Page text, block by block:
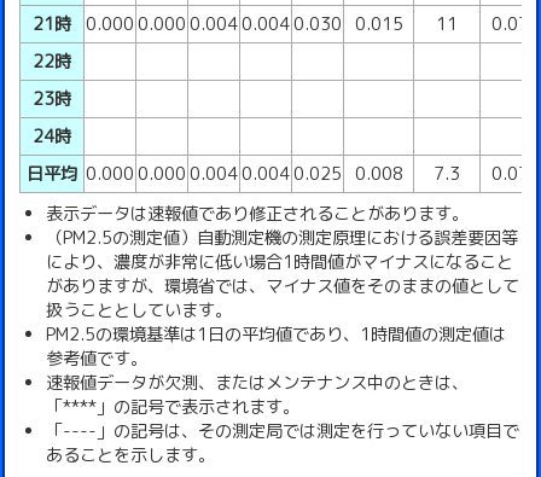
21時 0.000 0.000 0.0040.0040.030 0.015 11
0.07
22時
23時
24時
日平均 0.000 0.000 0.0040.0040.025 0.008 7.3
0.07
表示データは速報値であり修正されることがあります。
（PM2.5の測定値）自動測定機の測定原理における誤差要因等
により、濃度が非常に低い場合1時間値がマイナスになること
がありますが、環境省では、マイナス値をそのままの値として
扱うこととしています。
PM2.5の環境基準は1日の平均値であり、1時間値の測定値は
参考値です。
速報値データが欠測、またはメンテナンス中のときは、
「****」の記号で表示されます。
「----」の記号は、その測定局では測定を行っていない項目で
あることを示します。